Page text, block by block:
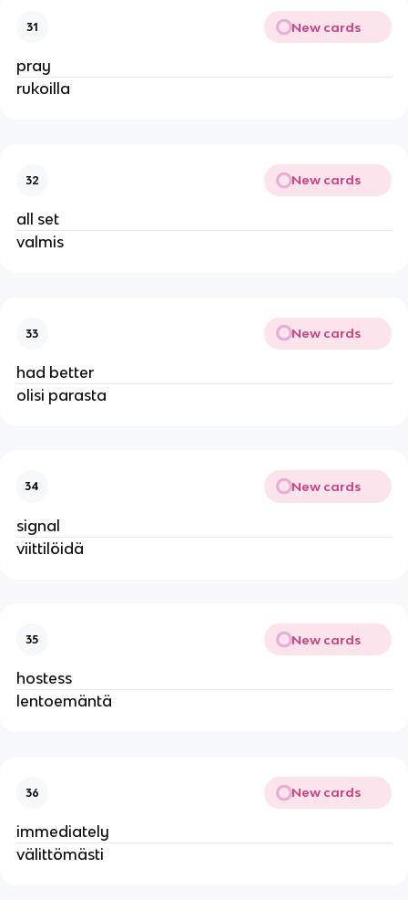
31 New cards
pray
rukoilla
32 New cards
all set
valmis
33 New cards
had better
olisi parasta
34 New cards
signal
viittilöidä
35 New cards
hostess
lentoemäntä
36 New cards
immediately
välittömästi